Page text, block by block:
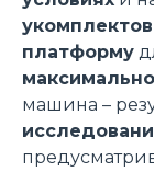
платформу
машина –